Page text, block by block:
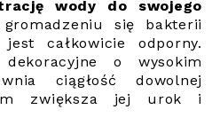
wody do swojego
się bakterii
całkowicie odporny.
dekoracyjne o wysokim
ciągłość dowolnej
zwiększa jej urok i